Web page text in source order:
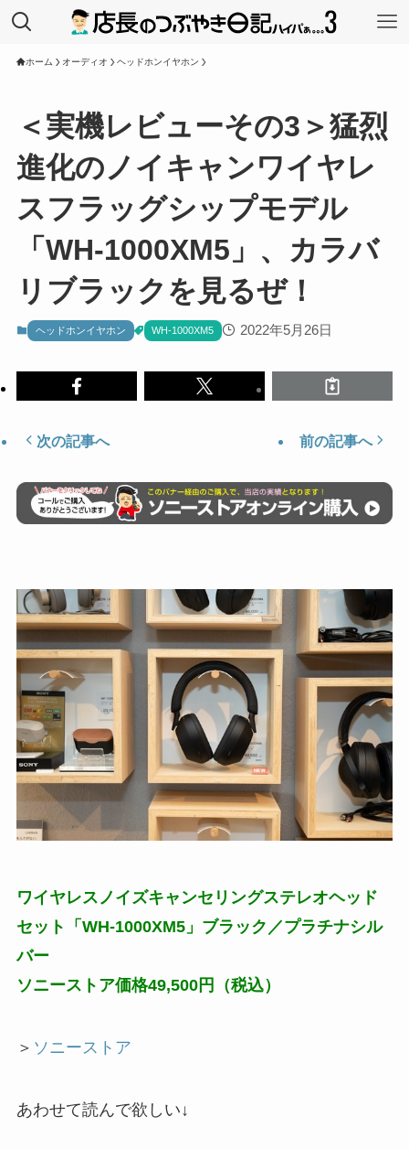
ホーム オーディオ ヘッドホンイヤホン
＜実機レビューその3＞猛烈
進化のノイキャンワイヤレ
スフラッグシップモデル
「WH-1000XM5」、カラバ
リブラックを見るぜ！
ヘッドホンイヤホン WH-1000XM5 2022年5月26日
次の記事へ 前の記事へ
ワイヤレスノイズキャンセリングステレオヘッド
セット「WH-1000XM5」ブラック／プラチナシル
バー
ソニーストア価格49,500円（税込）
＞ ソニーストア
あわせて読んで欲しい↓